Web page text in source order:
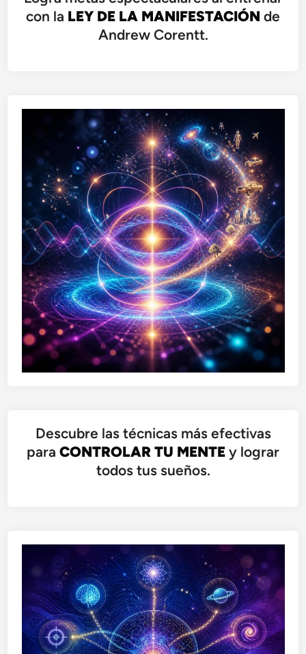
con la LEY DE LA MANIFESTACIÓN de
Andrew Corentt.
Descubre las técnicas más efectivas
para CONTROLAR TU MENTE y lograr
todos tus sueños.